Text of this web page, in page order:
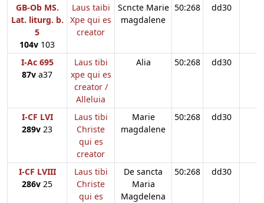
GB-Ob MS.
Lat. liturg. b.
5
104v 103
Laus taibi
Xpe qui es
creator
Scncte Marie
magdalene
50:268 dd30
I-Ac 695
87v a37
Laus tibi
xpe qui es
creator /
Alleluia
Alia 50:268 dd30
I-CF LVI
289v 23
Laus tibi
Christe
qui es
creator
Marie
magdalene
50:268 dd30
I-CF LVIII
286v 25
Laus tibi
Christe
qui es
De sancta
Maria
Magdelena
50:268 dd30